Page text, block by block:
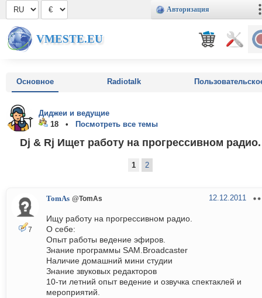
Авторизация
VMESTE.EU
Основное Radiotalk
Диджеи и ведущие
18 •
Посмотреть все темы
Dj & Rj Ищет работу на прогрессивном радио.
1 2
7
TomAs @TomAs 12.12.2011
Ищу работу на прогрессивном радио.
О себе:
Опыт работы ведение эфиров.
Знание программы SAM.Broadcaster
Наличие домашний мини студии
Знание звуковых редакторов
10-ти летний опыт ведение и озвучка спектаклей и
мероприятий.